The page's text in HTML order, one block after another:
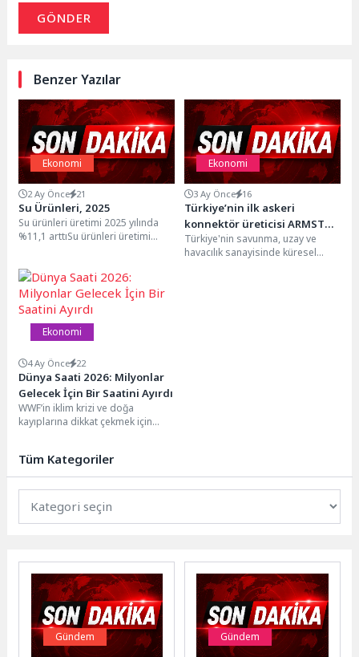
GÖNDER
Benzer Yazılar
Ekonomi
2 Ay Önce 21
Su Ürünleri, 2025
Su ürünleri üretimi 2025 yılında
%11,1 arttıSu ürünleri üretimi
Ekonomi
3 Ay Önce 16
Türkiye’nin ilk askeri
konnektör üreticisi ARMSTO,
SAHA 2026’daydı
Türkiye'nin savunma, uzay ve
havacılık sanayisinde küresel
Ekonomi
4 Ay Önce 22
Dünya Saati 2026: Milyonlar
Gelecek İçin Bir Saatini Ayırdı
WWF’in iklim krizi ve doğa
kayıplarına dikkat çekmek için
Tüm Kategoriler
Gündem Gündem